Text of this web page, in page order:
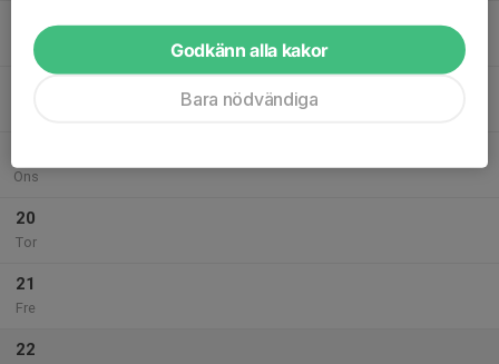
Mån
Ons
20
Tor
21
Fre
22
Godkänn alla kakor
Bara nödvändiga